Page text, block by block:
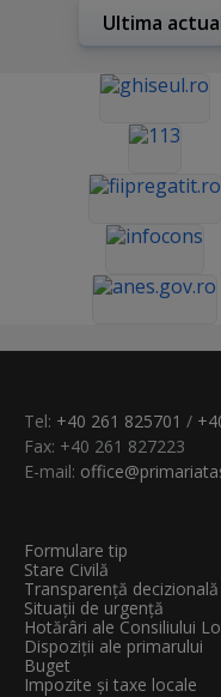
Ultima
Tel: +40 261 825701 /
Fax: +40 261 827223
E-mail:
Formulare tip
Stare Civilă
Transparenţă decizională
Situații de urgență
Hotărâri ale Consiliului
Dispoziții ale primarului
Buget
Impozite și taxe locale